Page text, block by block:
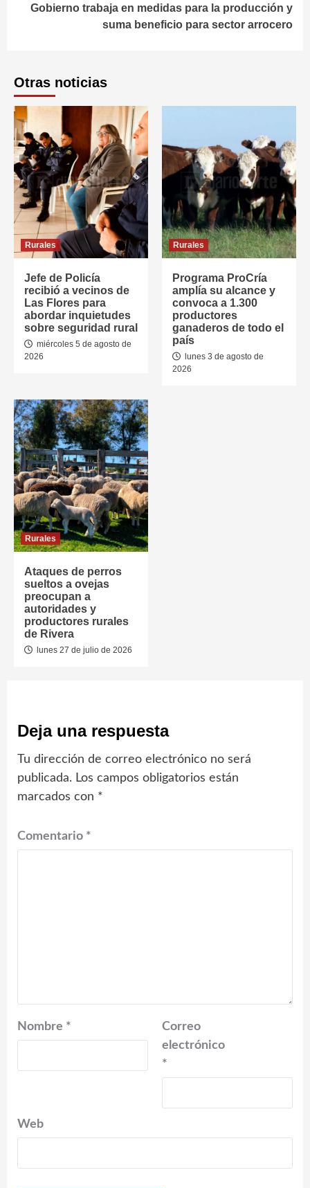
Gobierno trabaja en medidas para la producción y
suma beneficio para sector arrocero
Otras noticias
Rurales
Jefe de Policía
recibió a vecinos de
Las Flores para
abordar inquietudes
sobre seguridad rural
miércoles 5 de agosto de
2026
Rurales
Programa ProCría
amplía su alcance y
convoca a 1.300
productores
ganaderos de todo el
país
lunes 3 de agosto de
2026
Rurales
Ataques de perros
sueltos a ovejas
preocupan a
autoridades y
productores rurales
de Rivera
lunes 27 de julio de 2026
Deja una respuesta
Tu dirección de correo electrónico no será
publicada. Los campos obligatorios están
marcados con *
Comentario *
Nombre *
Correo
electrónico
*
Web